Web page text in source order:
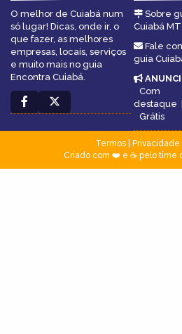
O melhor de Cuiabá num
só lugar! Dicas, onde ir, o
que fazer, as melhores
empresas, locais, serviços
e muito mais no guia
Encontra Cuiabá.
Sobre
Cuiabá MT
Fale
guia
Com
destaque |
Grátis
Termos| Privacidade
Criado com ❤️ e ☕ pelo time